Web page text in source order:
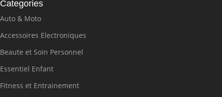
Categories
Auto & Moto
Accessoires Electroniques
Beaute et Soin Personnel
Essentiel Enfant
Fitness et Entrainement